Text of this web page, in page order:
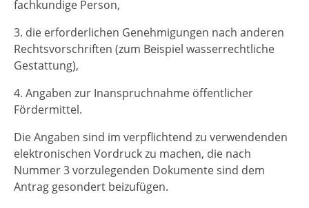
fachkundige Person,
3. die erforderlichen Genehmigungen nach anderen
Rechtsvorschriften (zum Beispiel wasserrechtliche
Gestattung),
4. Angaben zur Inanspruchnahme öffentlicher
Fördermittel.
Die Angaben sind im verpflichtend zu verwendenden
elektronischen Vordruck zu machen, die nach
Nummer 3 vorzulegenden Dokumente sind dem
Antrag gesondert beizufügen.